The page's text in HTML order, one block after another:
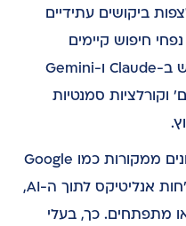
ביקושים עתידיים
חיפוש קיימים
(שמשקפים את העבר), השימוש ב-Claude ו-Gemini
סמנטיות
השיטה מתבססת על הזנת נתונים ממקורות כמו Google
Trends, פורומים מקצועיים ודו"חות אנליטיקס לתוך ה-AI,
או מתפתחים. כך, בעלי